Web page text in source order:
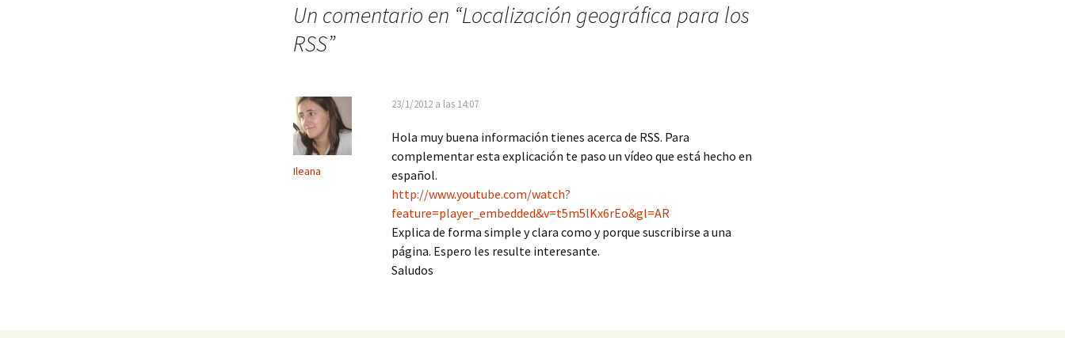
Un comentario en “Localización geográfica para los
RSS”
Ileana
23/1/2012 a las 14:07
Hola muy buena información tienes acerca de RSS. Para
complementar esta explicación te paso un vídeo que está hecho en
español.
http://www.youtube.com/watch?
feature=player_embedded&v=t5m5lKx6rEo&gl=AR
Explica de forma simple y clara como y porque suscribirse a una
página. Espero les resulte interesante.
Saludos